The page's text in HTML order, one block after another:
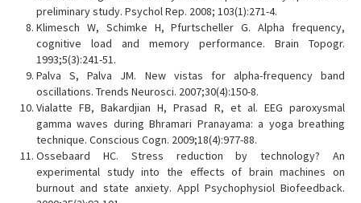
preliminary study. Psychol Rep. 2008; 103(1):271-4.
Klimesch W, Schimke H, Pfurtscheller G. Alpha frequency,
cognitive load and memory performance. Brain Topogr.
1993;5(3):241-51.
Palva S, Palva JM. New vistas for alpha-frequency band
oscillations. Trends Neurosci. 2007;30(4):150-8.
Vialatte FB, Bakardjian H, Prasad R, et al. EEG paroxysmal
gamma waves during Bhramari Pranayama: a yoga breathing
technique. Conscious Cogn. 2009;18(4):977-88.
Ossebaard HC. Stress reduction by technology? An
experimental study into the effects of brain machines on
burnout and state anxiety. Appl Psychophysiol Biofeedback.